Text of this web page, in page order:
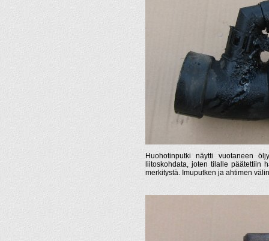
Huohotinputki näytti vuotaneen
liitoskohdata, joten tilalle päätettiin
merkitystä. Imuputken ja ahtimen